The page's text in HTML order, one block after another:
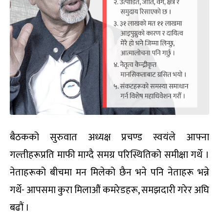
बैठकको सुरुवात अध्यक्ष प्रचण्ड स्वयंले आफ्ना
गल्तीहरूप्रति माफी माग्दै समग्र परिस्थितिको समीक्षा गर्थे ।
नेताहरूको बीचमा मन मिलेको छैन भने पनि नेताहरू भन्ने
गर्थे- आपसमा कुरा मिलाऔं कमरेडहरू, समझदारी गरेर अघि
बढौं ।